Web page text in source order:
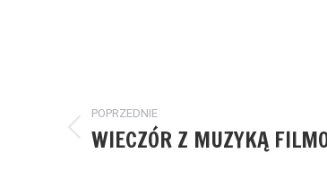
wpisów
POPRZEDNIE
Poprzedni
WIECZÓR Z MUZYKĄ